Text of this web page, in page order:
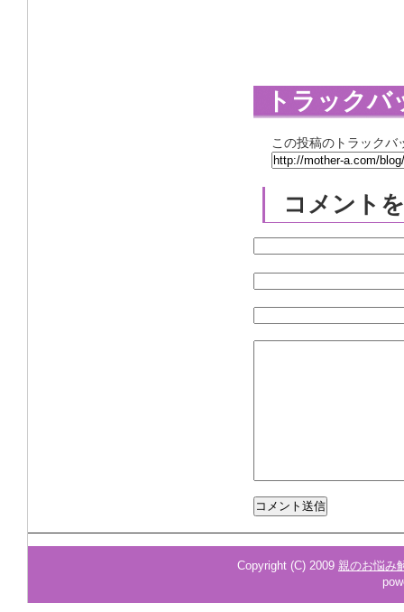
トラック
この投稿のトラックバ
コメント
Copyright (C) 2009 親のお悩み